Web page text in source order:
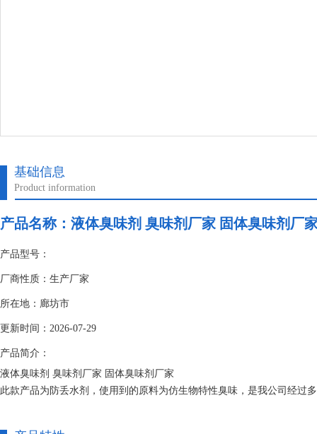
基础信息
Product information
产品名称： 液体臭味剂 臭味剂厂家 固体臭味剂厂
产品型号：
厂商性质：生产厂家
所在地：廊坊市
更新时间：2026-07-29
产品简介：
液体臭味剂 臭味剂厂家 固体臭味剂厂家
此款产品为防丢水剂，使用到的原料为仿生物特性臭味，是我公司经过